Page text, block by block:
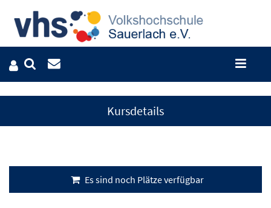
Kursdetails
Es sind noch Plätze verfügbar